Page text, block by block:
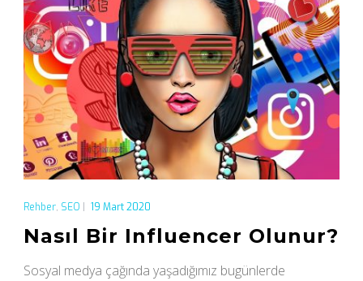
Rehber, SEO 19 Mart 2020
Nasıl Bir Influencer Olunur?
Sosyal medya çağında yaşadığımız bugünlerde